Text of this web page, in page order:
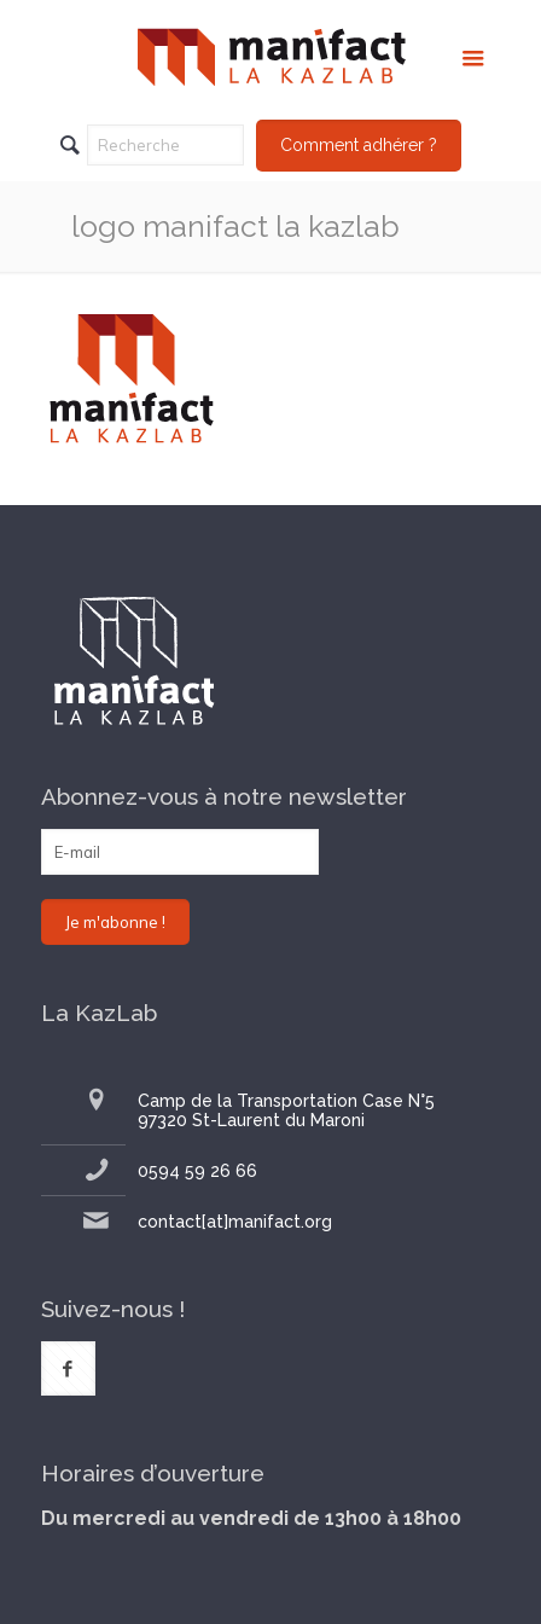
Comment adhérer ?
logo manifact la kazlab
Abonnez-vous à notre newsletter
La KazLab
Camp de la Transportation Case N°5
97320 St-Laurent du Maroni
0594 59 26 66
contact[at]manifact.org
Suivez-nous !
Horaires d’ouverture
Du mercredi au vendredi de 13h00 à 18h00